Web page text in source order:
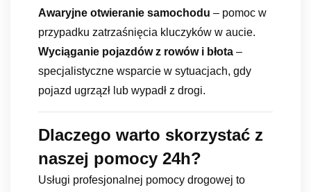
Awaryjne otwieranie samochodu – pomoc w
przypadku zatrzaśnięcia kluczyków w aucie.
Wyciąganie pojazdów z rowów i błota –
specjalistyczne wsparcie w sytuacjach, gdy
pojazd ugrzązł lub wypadł z drogi.
Dlaczego warto skorzystać z
naszej pomocy 24h?
Usługi profesjonalnej pomocy drogowej to